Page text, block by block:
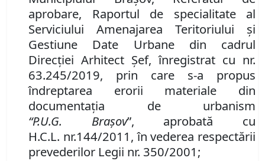
aprobare, Raportul de specialitate al
Serviciului Amenajarea Teritoriului și
Gestiune Date Urbane din cadrul
Direcţiei Arhitect Șef, înregistrat cu nr.
63.245/2019, prin care s-a propus
îndreptarea erorii materiale din
documentaţia de urbanism
“P.U.G. Braşov”, aprobată cu
H.C.L. nr.144/2011, în vederea respectării
prevederilor Legii nr. 350/2001;